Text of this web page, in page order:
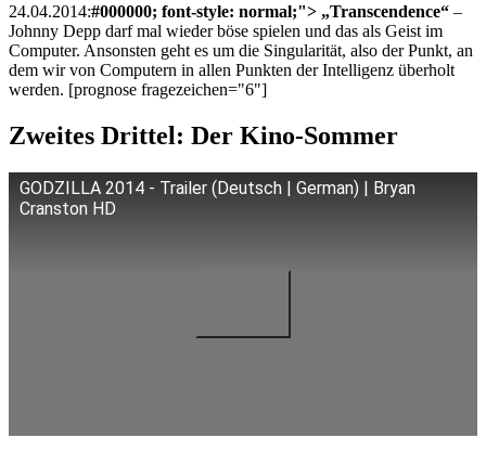
24.04.2014:#000000; font-style: normal;"> „Transcendence“ –
Johnny Depp darf mal wieder böse spielen und das als Geist im
Computer. Ansonsten geht es um die Singularität, also der Punkt, an
dem wir von Computern in allen Punkten der Intelligenz überholt
werden. [prognose fragezeichen="6"]
Zweites Drittel: Der Kino-Sommer
GODZILLA 2014 - Trailer (Deutsch | German) | Bryan
Cranston HD